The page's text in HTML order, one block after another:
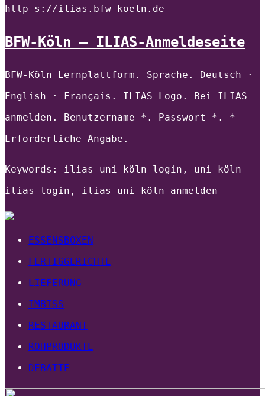
http s://ilias.bfw-koeln.de
BFW-Köln – ILIAS-Anmeldeseite
BFW-Köln Lernplattform. Sprache. Deutsch ·
English · Français. ILIAS Logo. Bei ILIAS
anmelden. Benutzername *. Passwort *. *
Erforderliche Angabe.
Keywords: ilias uni köln login, uni köln
ilias login, ilias uni köln anmelden
ESSENSBOXEN
FERTIGGERICHTE
LIEFERUNG
IMBISS
RESTAURANT
ROHPRODUKTE
DEBATTE